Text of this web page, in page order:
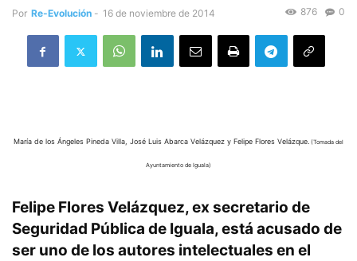
Por Re-Evolución - 16 de noviembre de 2014 0
876
María de los Ángeles Pineda Villa, José Luis Abarca Velázquez y Felipe Flores Velázque. (Tomada del
Ayuntamiento de Iguala)
Felipe Flores Velázquez, ex secretario de
Seguridad Pública de Iguala, está acusado de
ser uno de los autores intelectuales en el